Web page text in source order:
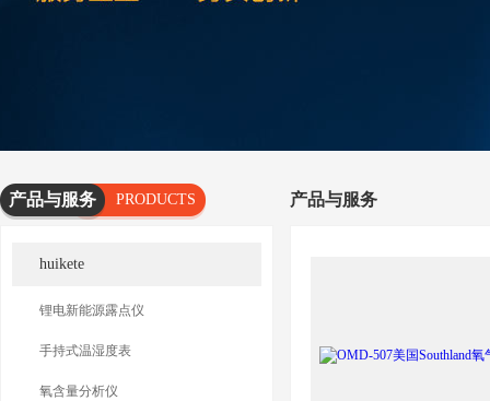
产品与服务
PRODUCTS
huikete
锂电新能源露点仪
手持式温湿度表
氧含量分析仪
产品与服务